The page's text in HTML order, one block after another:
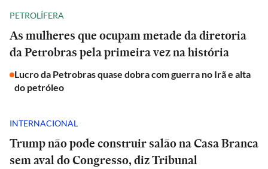
PETROLÍFERA
As mulheres que ocupam metade da diretoria
da Petrobras pela primeira vez na história
Lucro da Petrobras quase dobra com guerra no Irã e alta
do petróleo
INTERNACIONAL
Trump não pode construir salão na Casa Branca
sem aval do Congresso, diz Tribunal